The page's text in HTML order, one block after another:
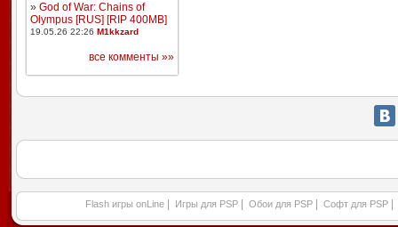
» God of War: Chains of
Olympus [RUS] [RIP 400MB]
19.05.26 22:26 M1kkzard
все комменты »»
Flash игры onLine Игры для PSP Обои для PSP Софт для PSP